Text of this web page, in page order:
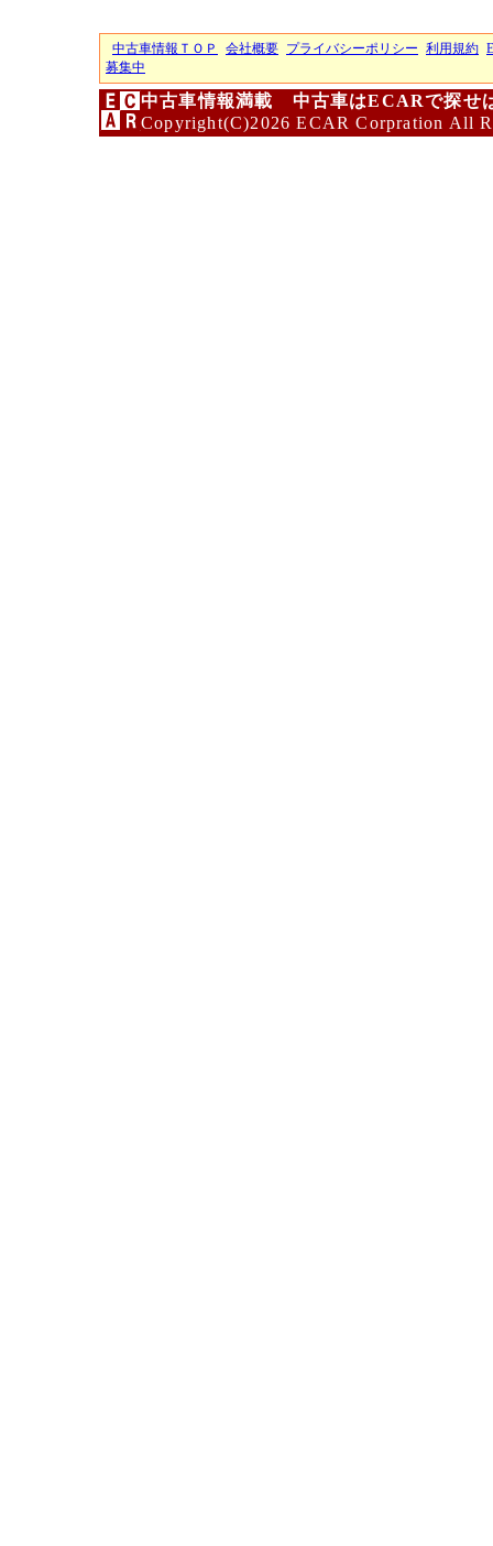
中古車情報ＴＯＰ 会社概要 プライバシーポリシー 利用規約
募集中
中古車情報満載 中古車はECARで探せ
Copyright(C)2026 ECAR Corpration All